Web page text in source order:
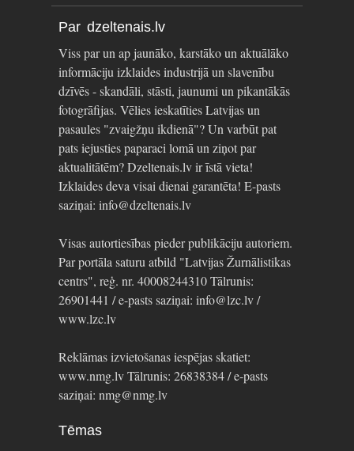
Par dzeltenais.lv
Viss par un ap jaunāko, karstāko un aktuālāko
informāciju izklaides industrijā un slavenību
dzīvēs - skandāli, stāsti, jaunumi un pikantākās
fotogrāfijas. Vēlies ieskatīties Latvijas un
pasaules "zvaigžņu ikdienā"? Un varbūt pat
pats iejusties paparaci lomā un ziņot par
aktualitātēm? Dzeltenais.lv ir īstā vieta!
Izklaides deva visai dienai garantēta! E-pasts
saziņai: info@dzeltenais.lv
Visas autortiesības pieder publikāciju autoriem.
Par portāla saturu atbild "Latvijas Žurnālistikas
centrs", reģ. nr. 40008244310 Tālrunis:
26901441 / e-pasts saziņai: info@lzc.lv /
www.lzc.lv
Reklāmas izvietošanas iespējas skatiet:
www.nmg.lv Tālrunis: 26838384 / e-pasts
saziņai: nmg@nmg.lv
Tēmas